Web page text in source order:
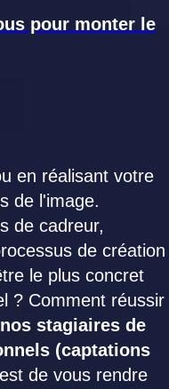
pour monter le
en réalisant votre
de l'image.
de cadreur,
de création
le plus concret
? Comment réussir
stagiaires de
(captations
de vous rendre